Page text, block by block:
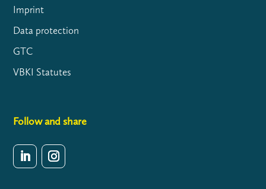
Imprint
Data protection
GTC
VBKI Statutes
Follow and share